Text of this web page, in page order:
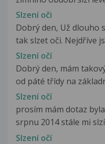
Slzení oči
Dobrý den, Už dlouho
tak slzet oči. Nejdříve
Slzení očí
Dobrý den, mám
od páté třídy na
Slzení očí
prosím mám dotaz
srpnu 2014 stále mi
Slzení očí